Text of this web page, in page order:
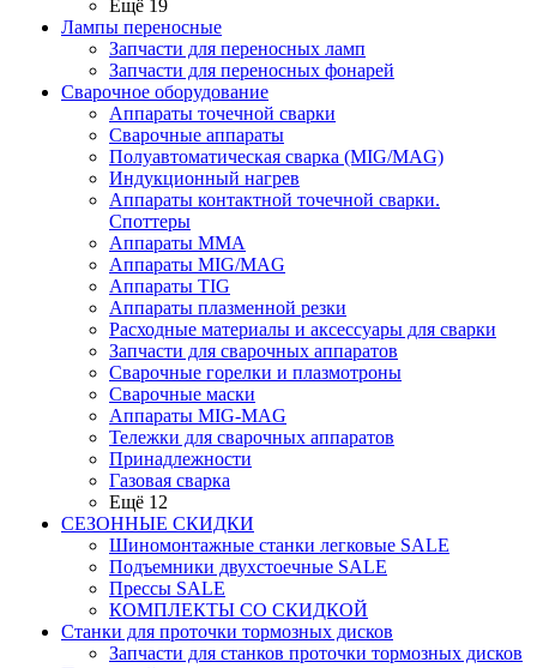
Ещё 19
Лампы переносные
Запчасти для переносных ламп
Запчасти для переносных фонарей
Сварочное оборудование
Аппараты точечной сварки
Сварочные аппараты
Полуавтоматическая сварка (MIG/MAG)
Индукционный нагрев
Аппараты контактной точечной сварки.
Споттеры
Аппараты MMA
Аппараты MIG/MAG
Аппараты TIG
Аппараты плазменной резки
Расходные материалы и аксессуары для сварки
Запчасти для сварочных аппаратов
Сварочные горелки и плазмотроны
Сварочные маски
Аппараты MIG-MAG
Тележки для сварочных аппаратов
Принадлежности
Газовая сварка
Ещё 12
СЕЗОННЫЕ СКИДКИ
Шиномонтажные станки легковые SALE
Подъемники двухстоечные SALE
Прессы SALE
КОМПЛЕКТЫ СО СКИДКОЙ
Станки для проточки тормозных дисков
Запчасти для станков проточки тормозных дисков